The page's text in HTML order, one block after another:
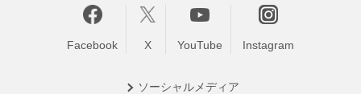
Facebook X YouTube Instagram
ソーシャル メディア